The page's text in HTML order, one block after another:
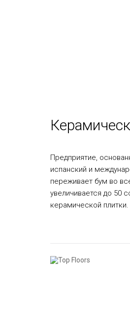
Предприятие,
испанский и
переживает бум во
увеличивается до 50
керамической плитки.